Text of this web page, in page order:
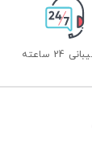
24 ساعته